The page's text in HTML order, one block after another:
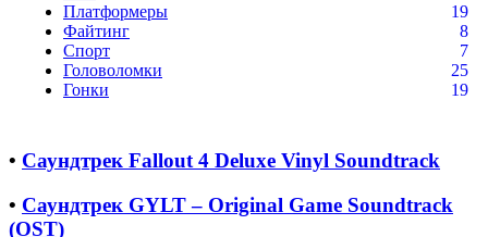
Платформеры
19
Файтинг
8
Спорт
7
Головоломки
25
Гонки
19
• Саундтрек Fallout 4 Deluxe Vinyl Soundtrack
• Саундтрек GYLT – Original Game Soundtrack
(OST)